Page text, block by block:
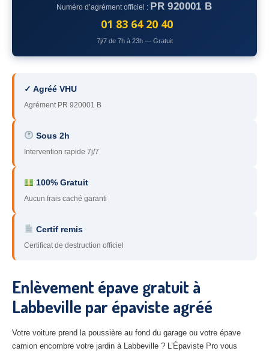
– Seine-et-Marne
92 – Hauts-de-Seine
94 – Val-de-Marne
91 – Essonne
45– Loiret
28– Eure-et-Loir
27 – Eure
Numéro d’agrément officiel : PR 920001 B
01 83 64 20 40
7j/7 de 7h à 23h — Gratuit
✓ Agréé VHU
Agrément PR 920001 B
Sous 2h
Intervention rapide 7j/7
100% Gratuit
Aucun frais caché garanti
Certif remis
Certificat de destruction officiel
Enlèvement épave gratuit à
Labbeville par épaviste agréé
Votre voiture prend la poussière au fond du garage ou votre épave
camion encombre votre jardin à Labbeville ? L’Épaviste Pro vous